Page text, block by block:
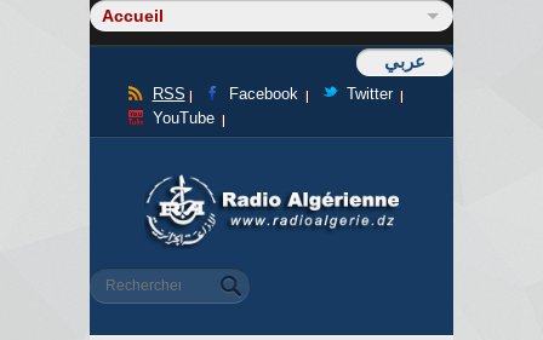
عربي
RSS Facebook
Twitter
YouTube
Formulaire de recherche
Rechercher